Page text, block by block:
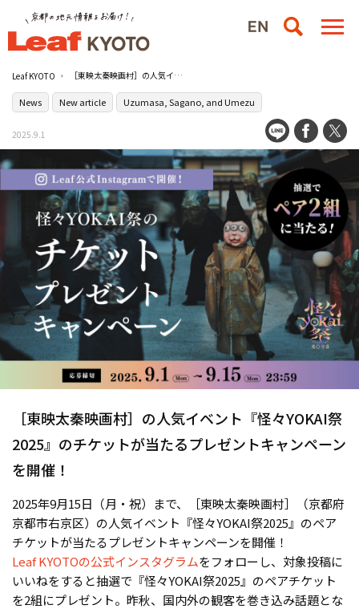
Leaf KYOTO ［東映太秦映画村］の人気イベント『怪々YOKAI祭2025』のチケットが当たるプレゼントキャンペーンを開催！
News New article Uzumasa, Sagano, and Umezu
2025.9.1
［東映太秦映画村］の人気イベント『怪々YOKAI祭
2025』のチケットが当たるプレゼントキャンペーン
を開催！
2025年9月15日（月・祝）まで、［東映太秦映画村］（京都府
京都市右京区）の人気イベント『怪々YOKAI祭2025』のペア
チケットが当たるプレゼントキャンペーンを開催！
Leaf KYOTOの公式インスタグラムをフォローし、対象投稿に
いいねをすると抽選で『怪々YOKAI祭2025』のペアチケット
を2組にプレゼント。昨秋、国内外の観客を巻き込み話題とな